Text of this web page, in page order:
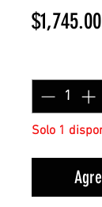
$1,745.00
Solo 1